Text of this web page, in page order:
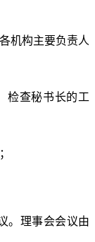
机构主要负责人
检查秘书长的工
。理事会会议由